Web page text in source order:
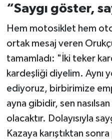
“Saygı göster,
Hem motosiklet hem
ortak mesaj veren
tamamladı: "İki teker
kardeşliği diyelim. Aynı
ediyoruz, birbirimize
ayna gibidir, sen
olacaktır. Dolayısıyla
Kazaya karıştıktan